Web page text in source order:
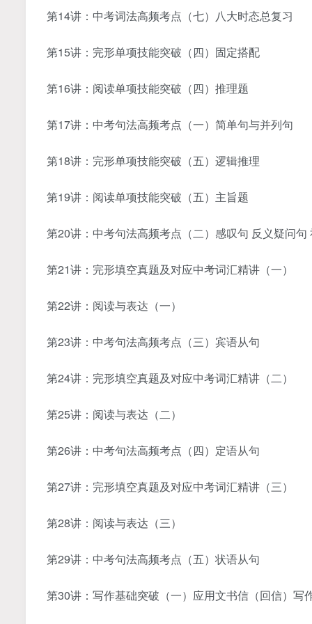
第14讲：中考词法高频考点（七）八大时态总复习
第15讲：完形单项技能突破（四）固定搭配
第16讲：阅读单项技能突破（四）推理题
第17讲：中考句法高频考点（一）简单句与并列句
第18讲：完形单项技能突破（五）逻辑推理
第19讲：阅读单项技能突破（五）主旨题
第20讲：中考句法高频考点（二）感叹句 反义疑问句
第21讲：完形填空真题及对应中考词汇精讲（一）
第22讲：阅读与表达（一）
第23讲：中考句法高频考点（三）宾语从句
第24讲：完形填空真题及对应中考词汇精讲（二）
第25讲：阅读与表达（二）
第26讲：中考句法高频考点（四）定语从句
第27讲：完形填空真题及对应中考词汇精讲（三）
第28讲：阅读与表达（三）
第29讲：中考句法高频考点（五）状语从句
第30讲：写作基础突破（一）应用文书信（回信）写